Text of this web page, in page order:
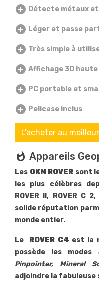
add_circle Détecte métaux
add_circle Léger et passe
add_circle Très simple à
add_circle Affichage 3D
add_circle PC portable et
add_circle Pelicase inclus
L'acheter au
whatshot Appareils
Les OKM ROVER sont
les plus célèbres
ROVER II, ROVER C
solide réputation
monde entier.
Le ROVER C4 est la
possède les modes
Pinpointer, Mineral
adjoindre la fabuleuse